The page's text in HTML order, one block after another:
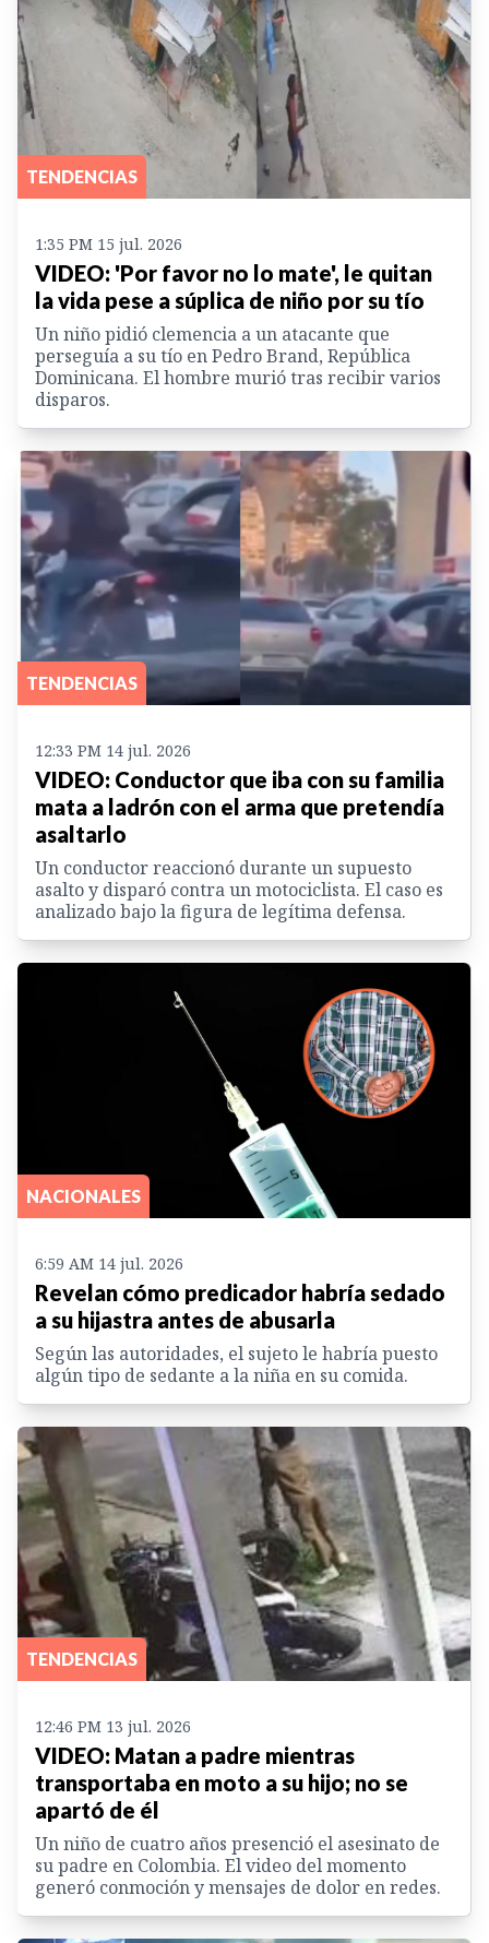
TENDENCIAS
1:35 PM 15 jul. 2026
VIDEO: 'Por favor no lo mate', le quitan
la vida pese a súplica de niño por su tío
Un niño pidió clemencia a un atacante que
perseguía a su tío en Pedro Brand, República
Dominicana. El hombre murió tras recibir varios
disparos.
TENDENCIAS
12:33 PM 14 jul. 2026
VIDEO: Conductor que iba con su familia
mata a ladrón con el arma que pretendía
asaltarlo
Un conductor reaccionó durante un supuesto
asalto y disparó contra un motociclista. El caso es
analizado bajo la figura de legítima defensa.
NACIONALES
6:59 AM 14 jul. 2026
Revelan cómo predicador habría sedado
a su hijastra antes de abusarla
Según las autoridades, el sujeto le habría puesto
algún tipo de sedante a la niña en su comida.
TENDENCIAS
12:46 PM 13 jul. 2026
VIDEO: Matan a padre mientras
transportaba en moto a su hijo; no se
apartó de él
Un niño de cuatro años presenció el asesinato de
su padre en Colombia. El video del momento
generó conmoción y mensajes de dolor en redes.